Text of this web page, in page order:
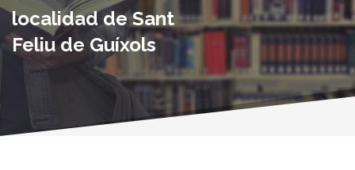
localidad de Sant
Feliu de Guíxols